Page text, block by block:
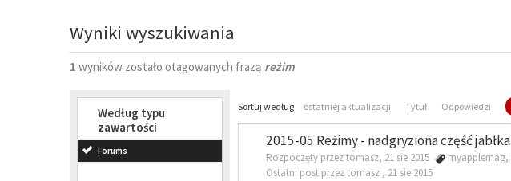
Wyniki wyszukiwania
1 wyników zostało otagowanych frazą reżim
Według typu
zawartości
Forums
Sortuj według ostatniej aktualizacji Tytuł Odpowiedzi
2015-05 Reżimy - nadgryziona część jabłka
Rozpoczęty przez tomasz, 21 sie 2015
myapplemag,
Ostatni post przez tomasz , 21 sie 2015